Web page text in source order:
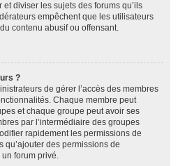
diviser les sujets des forums qu’ils
empêchent que les utilisateurs
contenu abusif ou offensant.
?
de gérer l’accès des membres
Chaque membre peut
et chaque groupe peut avoir ses
par l’intermédiaire des groupes
rapidement les permissions de
qu’ajouter des permissions de
forum privé.